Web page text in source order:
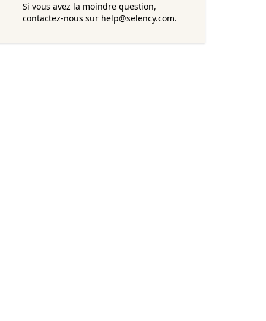
Si vous avez la moindre question,
contactez-nous sur help@selency.com.